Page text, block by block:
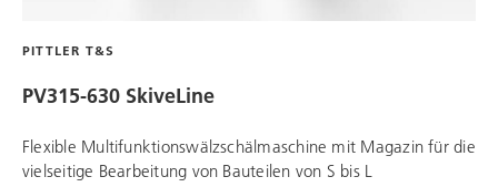
PITTLER T&S
PV315-630 SkiveLine
Flexible Multifunktionswälzschälmaschine mit Magazin für die
vielseitige Bearbeitung von Bauteilen von S bis L